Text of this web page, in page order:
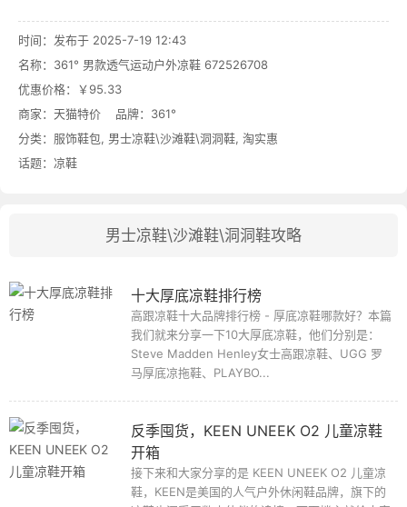
时间：发布于 2025-7-19 12:43
名称： 361° 男款透气运动户外凉鞋 672526708
优惠价格：
￥95.33
商家： 天猫特价 品牌： 361°
分类： 服饰鞋包, 男士凉鞋\沙滩鞋\洞洞鞋, 淘实惠
话题： 凉鞋
男士凉鞋\沙滩鞋\洞洞鞋攻略
十大厚底凉鞋排行榜
高跟凉鞋十大品牌排行榜 - 厚底凉鞋哪款好？本篇
我们就来分享一下10大厚底凉鞋，他们分别是：
Steve Madden Henley女士高跟凉鞋、UGG 罗
马厚底凉拖鞋、PLAYBO...
反季囤货，KEEN UNEEK O2 儿童凉鞋
开箱
接下来和大家分享的是 KEEN UNEEK O2 儿童凉
鞋，KEEN是美国的人气户外休闲鞋品牌，旗下的